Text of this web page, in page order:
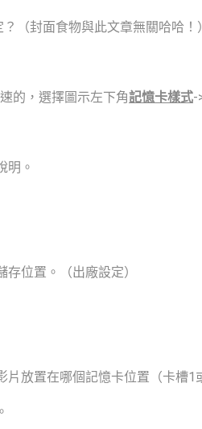
（封面食物與此文章無關哈哈！）
的，選擇圖示左下角記憶卡樣式-
明。
位置。（出廠設定）
片放置在哪個記憶卡位置（卡槽1